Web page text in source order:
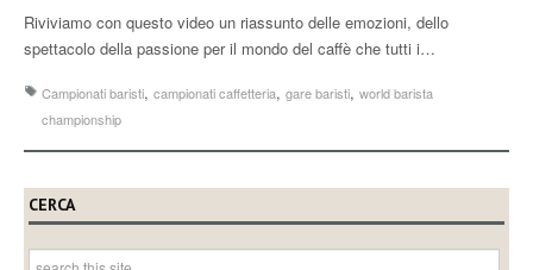
Riviviamo con questo video un riassunto delle emozioni, dello
spettacolo della passione per il mondo del caffè che tutti i…
Campionati baristi, campionati caffetteria, gare baristi, world barista
championship
CERCA